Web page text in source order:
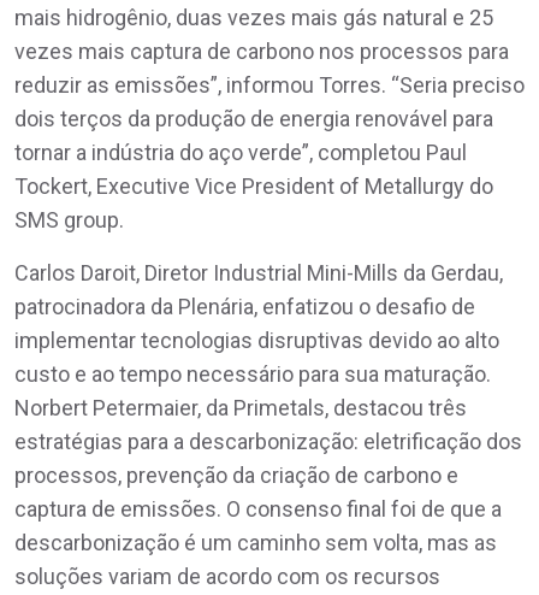
mais hidrogênio, duas vezes mais gás natural e 25
vezes mais captura de carbono nos processos para
reduzir as emissões”, informou Torres. “Seria preciso
dois terços da produção de energia renovável para
tornar a indústria do aço verde”, completou Paul
Tockert, Executive Vice President of Metallurgy do
SMS group.
Carlos Daroit, Diretor Industrial Mini-Mills da Gerdau,
patrocinadora da Plenária, enfatizou o desafio de
implementar tecnologias disruptivas devido ao alto
custo e ao tempo necessário para sua maturação.
Norbert Petermaier, da Primetals, destacou três
estratégias para a descarbonização: eletrificação dos
processos, prevenção da criação de carbono e
captura de emissões. O consenso final foi de que a
descarbonização é um caminho sem volta, mas as
soluções variam de acordo com os recursos